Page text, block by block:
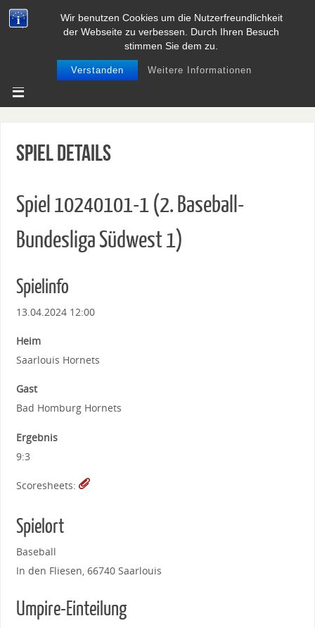
Wir benutzen Cookies um die Nutzerfreundlichkeit
der Webseite zu verbessen. Durch Ihren Besuch
stimmen Sie dem zu.
Verstanden Weitere Informationen
BASEBALL UND SOFTBALL IN
NIEDERSACHSEN
Spiel Details
Spiel 10240101-1 (2. Baseball-
Bundesliga Südwest 1)
Spielinfo
13.04.2024 12:00
Heim
Saarlouis Hornets
Gast
Bad Homburg Hornets
Ergebnis
9:3
Scoresheets:
Spielort
Baseball
In den Fliesen, 66740 Saarlouis
Umpire-Einteilung